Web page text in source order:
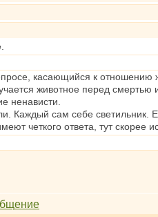
касающийся к
животное перед
ненависти.
сам себе светильник.
четкого ответа, тут скорее